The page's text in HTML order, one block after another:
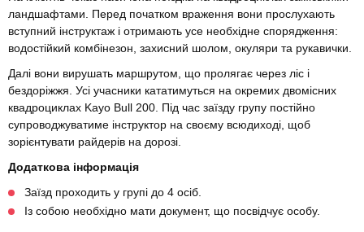
ландшафтами. Перед початком враження вони прослухають
вступний інструктаж і отримають усе необхідне спорядження:
водостійкий комбінезон, захисний шолом, окуляри та рукавички.
Далі вони вирушать маршрутом, що пролягає через ліс і
бездоріжжя. Усі учасники кататимуться на окремих двомісних
квадроциклах Kayo Bull 200. Під час заїзду групу постійно
супроводжуватиме інструктор на своєму всюдиході, щоб
зорієнтувати райдерів на дорозі.
Додаткова інформація
Заїзд проходить у групі до 4 осіб.
Із собою необхідно мати документ, що посвідчує особу.